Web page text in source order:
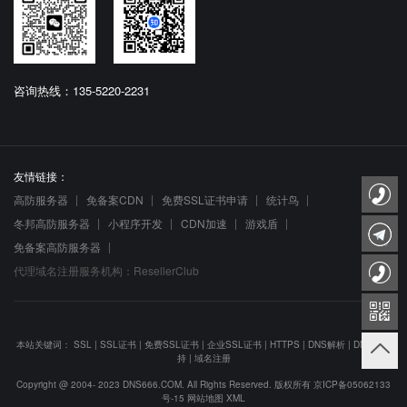
咨询热线：135-5220-2231
友情链接：
高防服务器
免备案CDN 免费SSL证书申请
统计鸟
冬邦高防服务器
小程序开发 CDN加速
游戏盾
免备案高防服务器
代理域名注册服务机构：ResellerClub
本站关键词： SSL | SSL证书 | 免费SSL证书 | 企业SSL证书 | HTTPS | DNS解析 | DNS防劫
持| 域名注册
Copyright @ 2004- 2023 DNS666.COM. All Rights Reserved. 版权所有 京ICP备05062133
号-15 网站地图 XML